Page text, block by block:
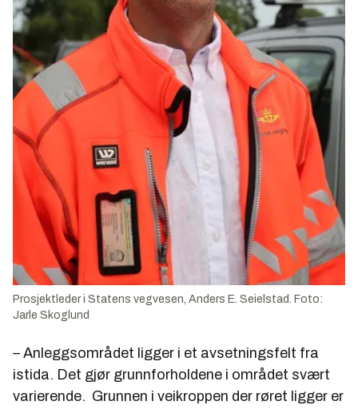
Prosjektleder i Statens vegvesen, Anders E. Seielstad. Foto:
Jarle Skoglund
– Anleggsområdet ligger i et avsetningsfelt fra
istida. Det gjør grunnforholdene i området svært
varierende. Grunnen i veikroppen der røret ligger er